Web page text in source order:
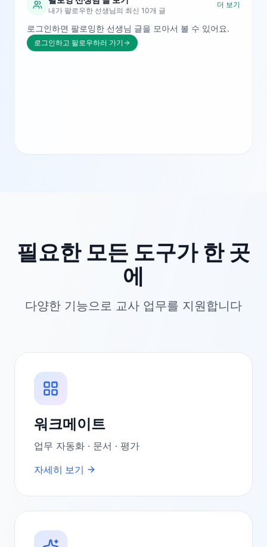
내가 팔로우한 선생님의 최신 10개 글
더 보기
로그인하면 팔로잉한 선생님 글을 모아서 볼 수 있어요.
로그인하고 팔로우하러 가기
필요한 모든 도구가 한 곳
에
다양한 기능으로 교사 업무를 지원합니다
워크메이트
업무 자동화 · 문서 · 평가
자세히 보기